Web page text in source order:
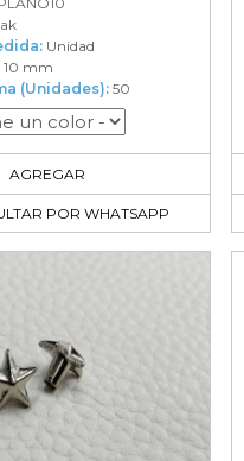
Unidad
10 mm
(Unidades): 50
AGREGAR
en el carrito
POR WHATSAPP